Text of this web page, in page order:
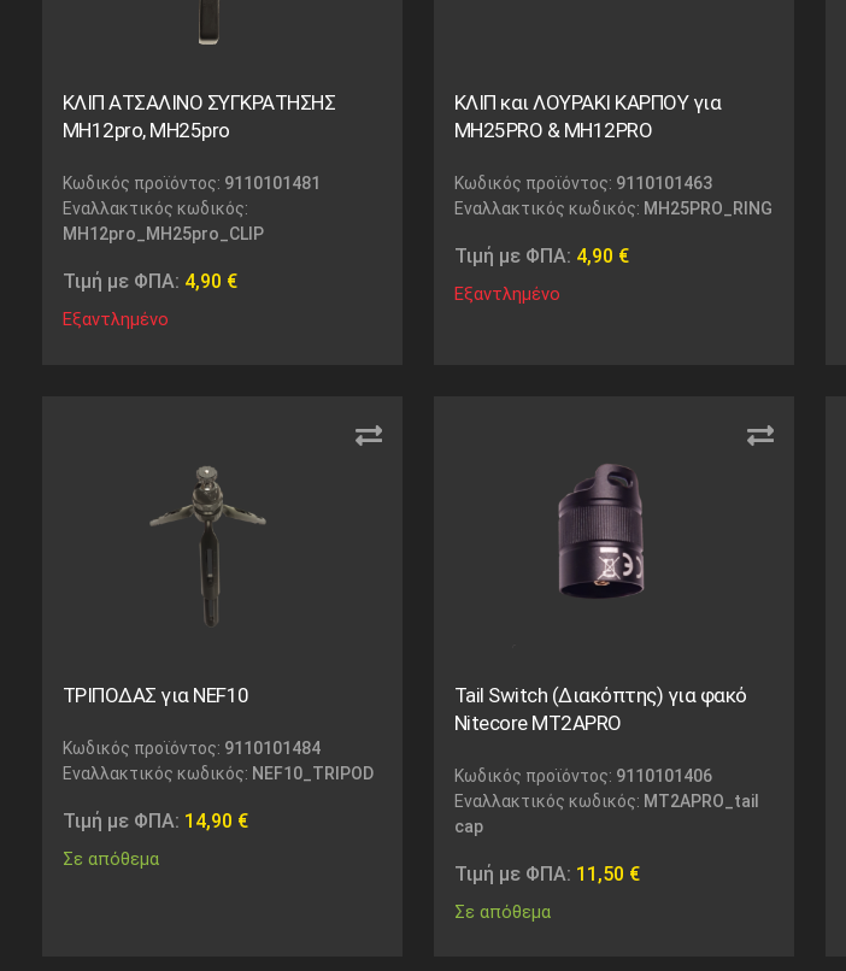
ΚΛΙΠ ΑΤΣΑΛΙΝΟ ΣΥΓΚΡΑΤΗΣΗΣ
MH12pro, MH25pro
Κωδικός προϊόντος: 9110101481
Εναλλακτικός κωδικός:
MH12pro_MH25pro_CLIP
Τιμή με ΦΠΑ: 4,90 €
Εξαντλημένο
ΚΛΙΠ και ΛΟΥΡΑΚΙ ΚΑΡΠΟΥ για
MH25PRO & MH12PRO
Κωδικός προϊόντος: 9110101463
Εναλλακτικός κωδικός: MH25PRO_RING
Τιμή με ΦΠΑ: 4,90 €
Εξαντλημένο
ΤΡΙΠΟΔΑΣ για NEF10
Κωδικός προϊόντος: 9110101484
Εναλλακτικός κωδικός: NEF10_TRIPOD
Τιμή με ΦΠΑ: 14,90 €
Σε απόθεμα
Tail Switch (Διακόπτης) για φακό
Nitecore MT2APRO
Κωδικός προϊόντος: 9110101406
Εναλλακτικός κωδικός: MT2APRO_tail
cap
Τιμή με ΦΠΑ: 11,50 €
Σε απόθεμα